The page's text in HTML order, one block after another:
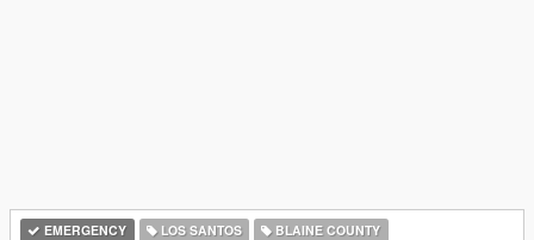
EMERGENCY LOS SANTOS
BLAINE COUNTY